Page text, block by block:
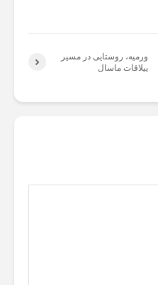
ورمیه، روستایی در مسیر
ییلاقات ماسال